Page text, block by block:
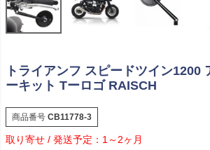
トライアンフ スピードツイン1200
ーキット Tーロゴ RAISCH
商品番号 CB11778-3
1～2ヶ月